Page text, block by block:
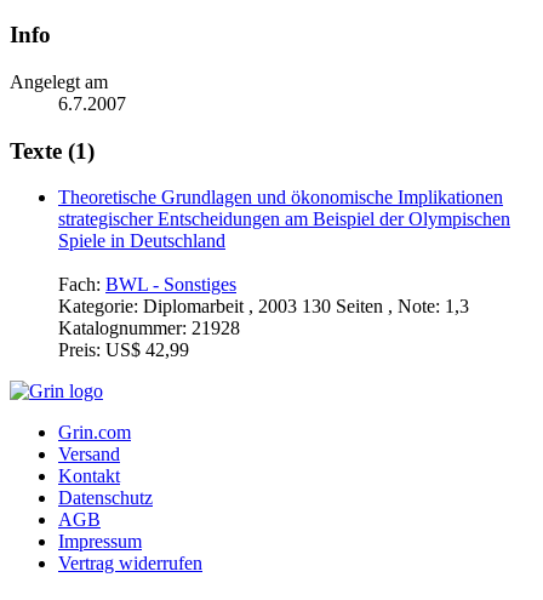
Info
Angelegt am
6.7.2007
Texte (1)
Theoretische Grundlagen und ökonomische Implikationen
strategischer Entscheidungen am Beispiel der Olympischen
Spiele in Deutschland
Fach:BWL - Sonstiges
Kategorie: Diplomarbeit , 2003 130 Seiten , Note: 1,3
Preis:
Grin.com
Versand
Kontakt
Datenschutz
AGB